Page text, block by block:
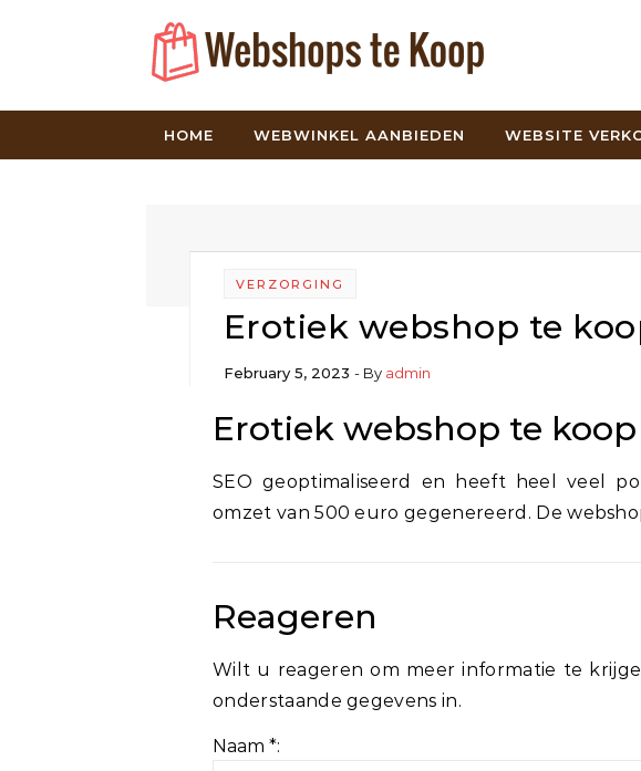
HOME WEBWINKEL AANBIEDEN WEBSITE
VERZORGING
Erotiek webshop te
February 5, 2023 - By admin
Erotiek webshop te koop
SEO geoptimaliseerd en heeft heel veel
omzet van 500 euro gegenereerd. De
Reageren
Wilt u reageren om meer informatie te
onderstaande gegevens in.
Naam *: